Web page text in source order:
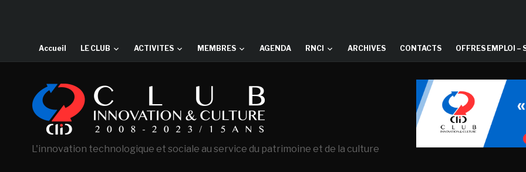
Accueil LE CLUB ACTIVITES MEMBRES AGENDA RNCI ARCHIVES CONTACTS OFFRES EMPLOI –
L'innovation technologique et sociale au service du patrimoine et de la culture